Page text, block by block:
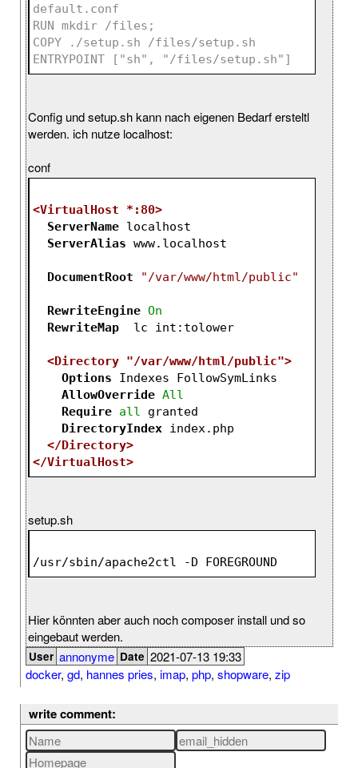
default.conf
RUN mkdir /files;
COPY ./setup.sh /files/setup.sh
ENTRYPOINT ["sh", "/files/setup.sh"]
Config und setup.sh kann nach eigenen Bedarf ersteltl
werden. ich nutze localhost:
conf
<VirtualHost *:80>
ServerName localhost
ServerAlias www.localhost
DocumentRoot "/var/www/html/public"
RewriteEngine On
RewriteMap
  lc int:tolower
<Directory "/var/www/html/public">
Options Indexes FollowSymLinks
AllowOverride All
Require all granted
DirectoryIndex index.php
</Directory>
</VirtualHost>
setup.sh
/usr/sbin/apache2ctl -D FOREGROUND
Hier könnten aber auch noch composer install und so
eingebaut werden.
User annonyme Date 2021-07-13 19:33
docker, gd, hannes pries, imap, php, shopware, zip
write comment: